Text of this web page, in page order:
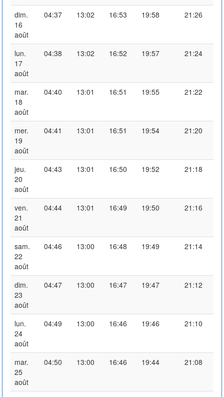
dim.
16
août
04:37 13:02 16:53 19:58 21:26
lun.
17
août
04:38 13:02 16:52 19:57 21:24
mar.
18
août
04:40 13:01 16:51 19:55 21:22
mer.
19
août
04:41 13:01 16:51 19:54 21:20
jeu.
20
août
04:43 13:01 16:50 19:52 21:18
ven.
21
août
04:44 13:01 16:49 19:50 21:16
sam.
22
août
04:46 13:00 16:48 19:49 21:14
dim.
23
août
04:47 13:00 16:47 19:47 21:12
lun.
24
août
04:49 13:00 16:46 19:46 21:10
mar.
25
août
04:50 13:00 16:46 19:44 21:08